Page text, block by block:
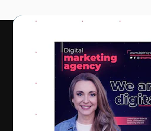
Видео
Моушн-дизайн
Видеошаблоны
Шрифты
Креативная
ваших лучших работ.
подписчиков среди